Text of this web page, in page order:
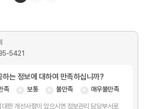
5421
하는 정보에 대하여 만족하십니까?
족 보통 불만족 매우불만족
한 개선사항이 있으시면 정보관리 담당부서로